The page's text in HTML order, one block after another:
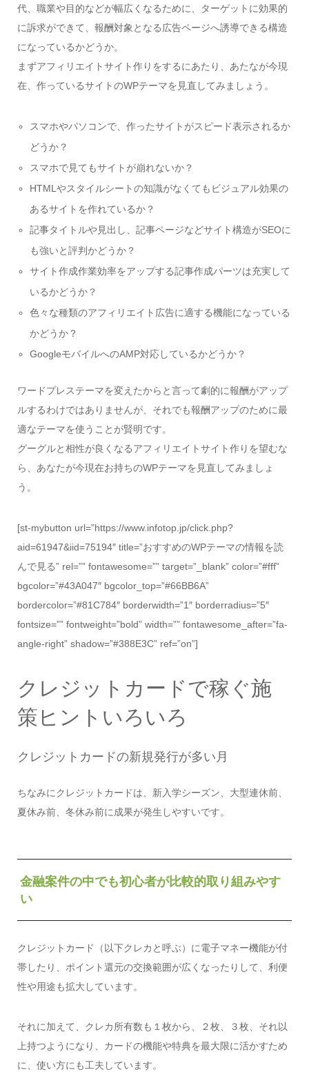
代、職業や目的などが幅広くなるために、ターゲットに効果的
に訴求ができて、報酬対象となる広告ページへ誘導できる構造
になっているかどうか。
まずアフィリエイトサイト作りをするにあたり、あたなが今現
在、作っているサイトのWPテーマを見直してみましょう。
スマホやパソコンで、作ったサイトがスピード表示されるか
どうか？
スマホで見てもサイトが崩れないか？
HTMLやスタイルシートの知識がなくてもビジュアル効果の
あるサイトを作れているか？
記事タイトルや見出し、記事ページなどサイト構造がSEOに
も強いと評判かどうか？
サイト作成作業効率をアップする記事作成パーツは充実して
いるかどうか？
色々な種類のアフィリエイト広告に適する機能になっている
かどうか？
GoogleモバイルへのAMP対応しているかどうか？
ワードプレステーマを変えたからと言って劇的に報酬がアップ
ルするわけではありませんが、それでも報酬アップのために最
適なテーマを使うことが賢明です。
グーグルと相性が良くなるアフィリエイトサイト作りを望むな
ら、あなたが今現在お持ちのWPテーマを見直してみましょ
う。
[st-mybutton url=”https://www.infotop.jp/click.php?
aid=61947&iid=75194″ title=”おすすめのWPテーマの情報を読
んで見る” rel=”” fontawesome=”” target=”_blank” color=”#fff”
bgcolor=”#43A047″ bgcolor_top=”#66BB6A”
bordercolor=”#81C784″ borderwidth=”1″ borderradius=”5″
fontsize=”” fontweight=”bold” width=”” fontawesome_after=”fa-
angle-right” shadow=”#388E3C” ref=”on”]
クレジットカードで稼ぐ施
策ヒントいろいろ
クレジットカードの新規発行が多い月
ちなみにクレジットカードは、新入学シーズン、大型連休前、
夏休み前、冬休み前に成果が発生しやすいです。
金融案件の中でも初心者が比較的取り組みやす
い
クレジットカード（以下クレカと呼ぶ）に電子マネー機能が付
帯したり、ポイント還元の交換範囲が広くなったりして、利便
性や用途も拡大しています。
それに加えて、クレカ所有数も１枚から、２枚、３枚、それ以
上持つようになり、カードの機能や特典を最大限に活かすため
に、使い方にも工夫しています。